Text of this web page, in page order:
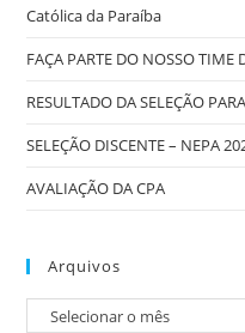
Católica da Paraíba
FAÇA PARTE DO NOSSO TIME
RESULTADO DA SELEÇÃO
SELEÇÃO DISCENTE – NEPA
AVALIAÇÃO DA CPA
Arquivos